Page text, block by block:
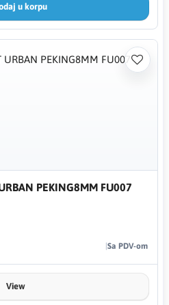
u korpu
PEKING8MM FU007
Sa PDV-om
View